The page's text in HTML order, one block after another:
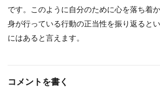
です。このように自分のために心を落ち着
身が行っている行動の正当性を振り返ると
にはあると言えます。
コメントを書く